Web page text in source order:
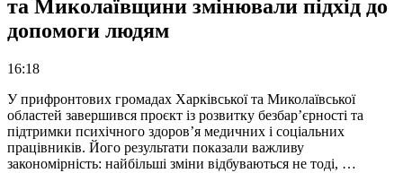
та Миколаївщини змінювали підхід до
допомоги людям
16:18
У прифронтових громадах Харківської та Миколаївської
областей завершився проєкт із розвитку безбар’єрності та
підтримки психічного здоров’я медичних і соціальних
працівників. Його результати показали важливу
закономірність: найбільші зміни відбуваються не тоді, …